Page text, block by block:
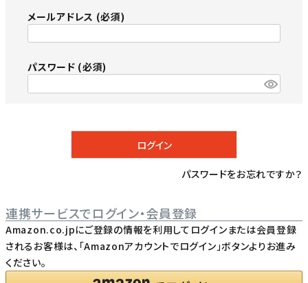
メールアドレス (必須)
パスワード (必須)
ログイン
パスワードをお忘れですか？
連携サービスでログイン・会員登録
Amazon.co.jpにご登録の情報を利用してログインまたは会員登録
されるお客様は、「Amazonアカウントでログイン」ボタンよりお進み
ください。